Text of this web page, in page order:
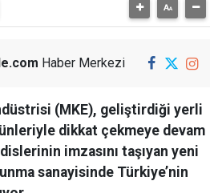
Haber Merkezi
(MKE), geliştirdiği yerli
dikkat çekmeye devam
imzasını taşıyan yeni
sanayisinde Türkiye’nin